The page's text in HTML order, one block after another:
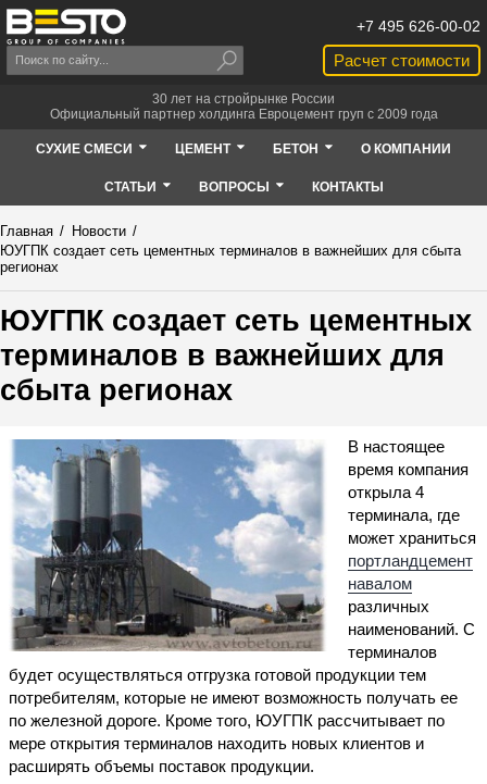
Расчет стоимости
+7 495 626-00-02
30 лет на стройрынке России
Официальный партнер холдинга Евроцемент груп с 2009 года
СУХИЕ СМЕСИ ЦЕМЕНТ БЕТОН О КОМПАНИИ
СТАТЬИ ВОПРОСЫ КОНТАКТЫ
Главная / Новости /
ЮУГПК создает сеть цементных терминалов в важнейших для сбыта
регионах
ЮУГПК создает сеть цементных
терминалов в важнейших для
сбыта регионах
В настоящее
время компания
открыла 4
терминала, где
может храниться
портландцемент
навалом
различных
наименований. С
терминалов
будет осуществляться отгрузка готовой продукции тем
потребителям, которые не имеют возможность получать ее
по железной дороге. Кроме того, ЮУГПК рассчитывает по
мере открытия терминалов находить новых клиентов и
расширять объемы поставок продукции.